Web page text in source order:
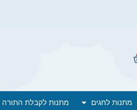
מתנות לחגים מתנות לקבלת התורה